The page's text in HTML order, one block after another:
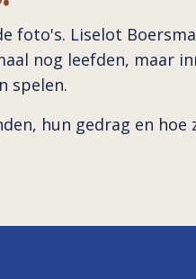
foto's. Liselot
nog leefden, maar
spelen.
hun gedrag en hoe